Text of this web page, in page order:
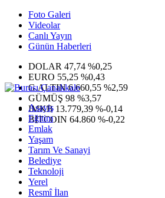
Foto Galeri
Videolar
Canlı Yayın
Günün Haberleri
DOLAR 47,74 %0,25
EURO 55,25 %0,43
G.ALTIN6.660,55 %2,59
GÜMÜŞ 98 %3,57
IMKB 13.779,39 %-0,14
BITCOIN 64.860 %-0,22
Asayiş
Eğitim
Emlak
Yaşam
Tarım Ve Sanayi
Belediye
Teknoloji
Yerel
Resmî İlan